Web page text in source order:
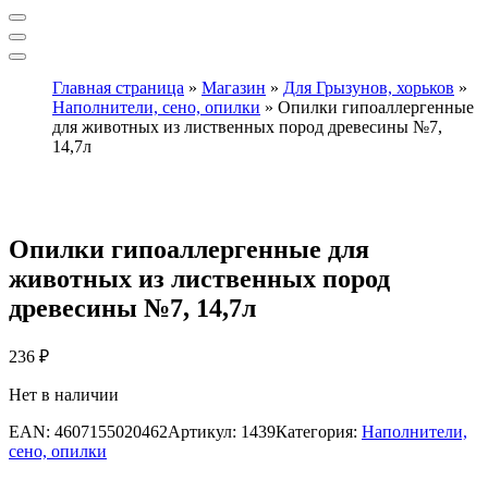
Главная страница » Магазин » Для Грызунов, хорьков »
Наполнители, сено, опилки » Опилки гипоаллергенные
для животных из лиственных пород древесины №7,
14,7л
Опилки гипоаллергенные для
животных из лиственных пород
древесины №7, 14,7л
236 ₽
Нет в наличии
EAN: 4607155020462Артикул: 1439Категория: Наполнители,
сено, опилки